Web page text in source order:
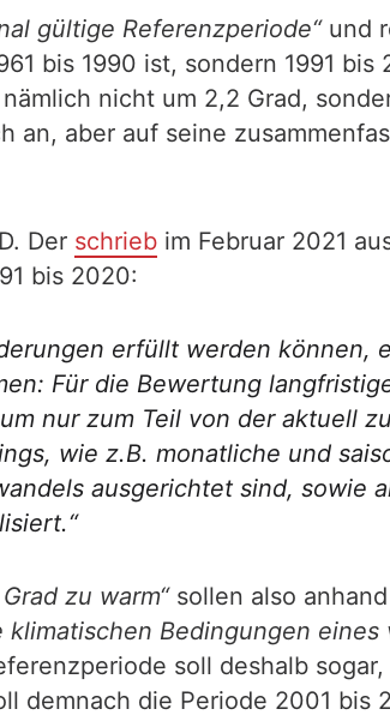
gültige Referenzperiode“und
bis 1990 ist, sondern 1991 bis
nicht um 2,2 Grad,
aber auf seine
Der schrieb im Februar 2021
bis 2020:
erfüllt werden können,
Für die Bewertung
nur zum Teil von der aktuell
wie z.B. monatliche und
ausgerichtet sind, sowie
zu warm“sollen also
klimatischen Bedingungen
soll deshalb
demnach die Periode 2001 bis